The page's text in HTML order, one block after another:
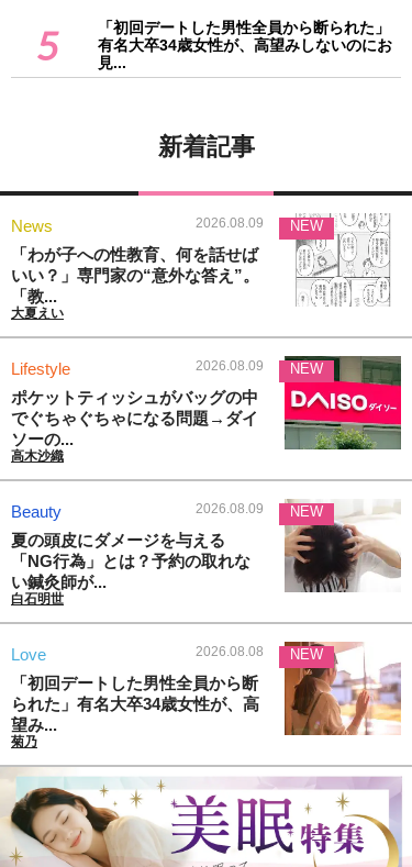
5
「初回デートした男性全員から断られた」
有名大卒34歳女性が、高望みしないのにお
見...
新着記事
News 2026.08.09
「わが子への性教育、何を話せば
いい？」専門家の“意外な答え”。
「教...
大夏えい
NEW
Lifestyle 2026.08.09
ポケットティッシュがバッグの中
でぐちゃぐちゃになる問題→ダイ
ソーの...
高木沙織
NEW
Beauty 2026.08.09
夏の頭皮にダメージを与える
「NG行為」とは？予約の取れな
い鍼灸師が...
白石明世
NEW
Love 2026.08.08
「初回デートした男性全員から断
られた」有名大卒34歳女性が、高
望み...
菊乃
NEW